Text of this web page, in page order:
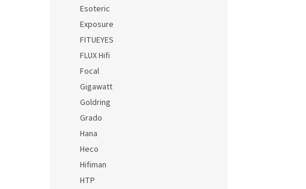
Esoteric
Exposure
FITUEYES
FLUX Hifi
Focal
Gigawatt
Goldring
Grado
Hana
Heco
Hifiman
HTP